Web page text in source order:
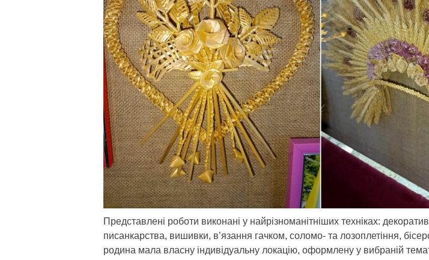
Представлені роботи виконані у найрізноманітніших техніках:
писанкарства, вишивки, в’язання гачком, соломо- та лозоплетіння,
родина мала власну індивідуальну локацію, оформлену у вибраній